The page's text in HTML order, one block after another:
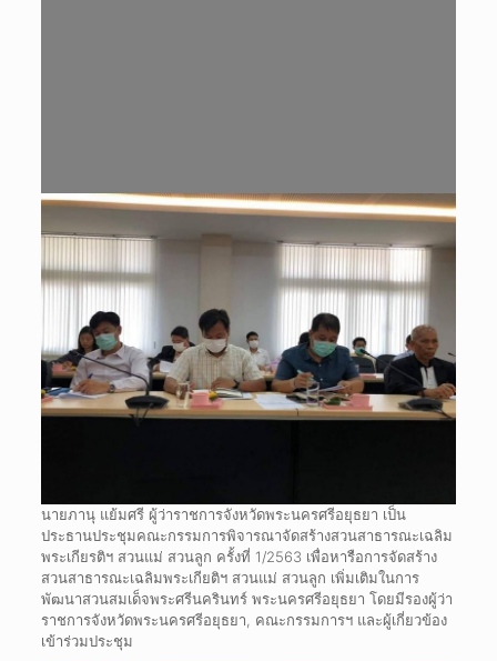
นายภานุ แย้มศรี ผู้ว่าราชการจังหวัดพระนครศรีอยุธยา เป็น
ประธานประชุมคณะกรรมการพิจารณาจัดสร้างสวนสาธารณะเฉลิม
พระเกียรติฯ สวนแม่ สวนลูก ครั้งที่ 1/2563 เพื่อหารือการจัดสร้าง
สวนสาธารณะเฉลิมพระเกียติฯ สวนแม่ สวนลูก เพิ่มเติมในการ
พัฒนาสวนสมเด็จพระศรีนครินทร์ พระนครศรีอยุธยา โดยมีรองผู้ว่า
ราชการจังหวัดพระนครศรีอยุธยา, คณะกรรมการฯ และผู้เกี่ยวข้อง
เข้าร่วมประชุม